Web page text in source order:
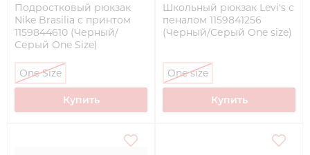
Подростковый рюкзак
Nike Brasilia с принтом
1159844610 (Черный/
Серый One Size)
One Size
Купить
Школьный рюкзак Levi's с
пеналом 1159841256
(Черный/Серый One size)
One size
Купить